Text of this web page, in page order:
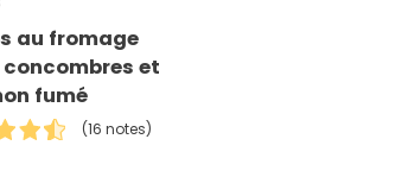
au fromage
et
fumé
(16 notes)